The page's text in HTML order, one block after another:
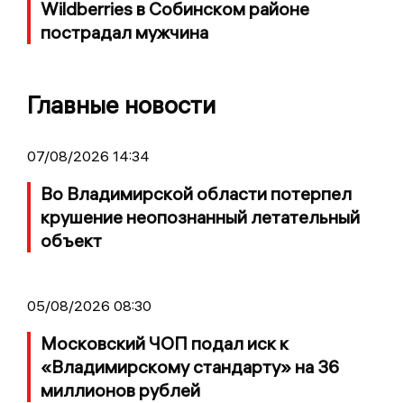
Wildberries в Собинском районе
пострадал мужчина
Главные новости
07/08/2026 14:34
Во Владимирской области потерпел
крушение неопознанный летательный
объект
05/08/2026 08:30
Московский ЧОП подал иск к
«Владимирскому стандарту» на 36
миллионов рублей